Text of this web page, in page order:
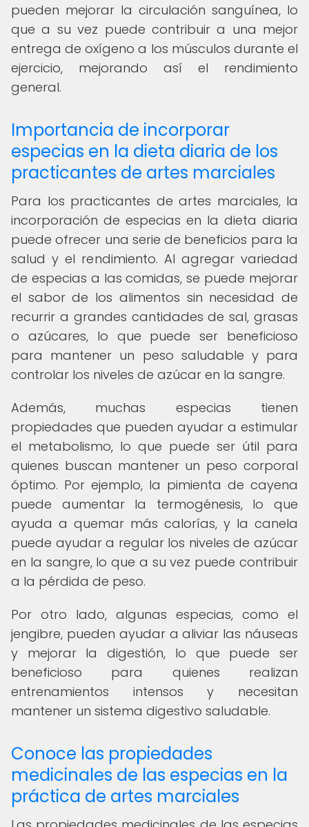
pueden mejorar la circulación sanguínea, lo
que a su vez puede contribuir a una mejor
entrega de oxígeno a los músculos durante el
ejercicio, mejorando así el rendimiento
general.
Importancia de incorporar
especias en la dieta diaria de los
practicantes de artes marciales
Para los practicantes de artes marciales, la
incorporación de especias en la dieta diaria
puede ofrecer una serie de beneficios para la
salud y el rendimiento. Al agregar variedad
de especias a las comidas, se puede mejorar
el sabor de los alimentos sin necesidad de
recurrir a grandes cantidades de sal, grasas
o azúcares, lo que puede ser beneficioso
para mantener un peso saludable y para
controlar los niveles de azúcar en la sangre.
Además, muchas especias tienen
propiedades que pueden ayudar a estimular
el metabolismo, lo que puede ser útil para
quienes buscan mantener un peso corporal
óptimo. Por ejemplo, la pimienta de cayena
puede aumentar la termogénesis, lo que
ayuda a quemar más calorías, y la canela
puede ayudar a regular los niveles de azúcar
en la sangre, lo que a su vez puede contribuir
a la pérdida de peso.
Por otro lado, algunas especias, como el
jengibre, pueden ayudar a aliviar las náuseas
y mejorar la digestión, lo que puede ser
beneficioso para quienes realizan
entrenamientos intensos y necesitan
mantener un sistema digestivo saludable.
Conoce las propiedades
medicinales de las especias en la
práctica de artes marciales